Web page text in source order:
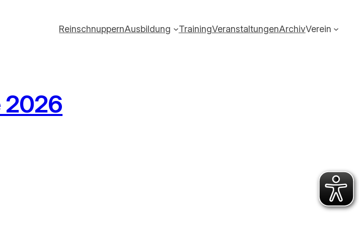
ReinschnuppernAusbildung TrainingVeranstaltungenArchivVerein
2026